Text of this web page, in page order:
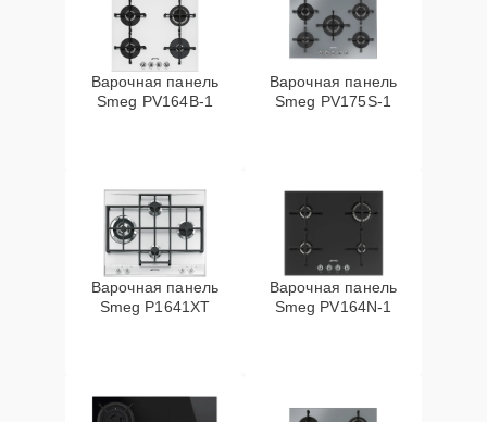
Варочная панель
Smeg PV164B-1
Варочная панель
Smeg PV175S-1
Варочная панель
Smeg P1641XT
Варочная панель
Smeg PV164N-1